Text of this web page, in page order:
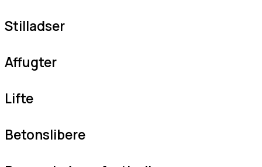
Stilladser
Affugter
Lifte
Betonslibere